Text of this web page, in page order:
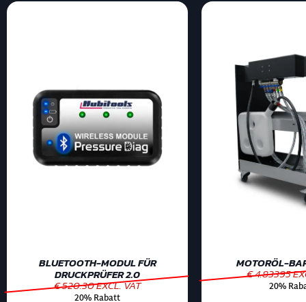
BLUETOOTH-MODUL FÜR
DRUCKPRÜFER 2.0
€ 520.30 EXCL. VAT
20% Rabatt
MOTORÖL-
€ 4.83395
20%